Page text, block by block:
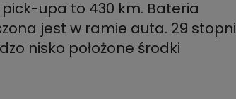
upa to 430 km. Bateria
jest w ramie auta. 29 stopni
nisko położone środki